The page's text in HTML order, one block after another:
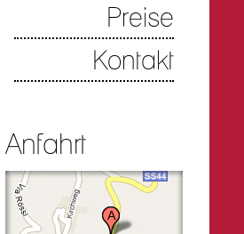
Preise
Kontakt
Anfahrt